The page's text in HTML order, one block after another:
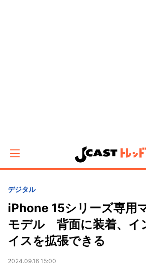
デジタル
iPhone 15シリーズ専用
モデル 背面に装着、イ
イスを拡張できる
2024.09.16 15:00